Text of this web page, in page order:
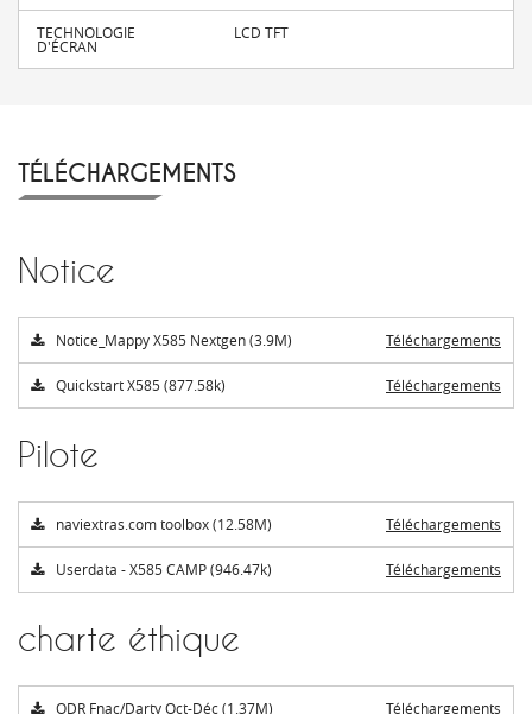
TECHNOLOGIE
D'ÉCRAN
LCD TFT
TÉLÉCHARGEMENTS
Notice
Notice_Mappy X585 Nextgen (3.9M) Téléchargements
Quickstart X585 (877.58k) Téléchargements
Pilote
naviextras.com toolbox (12.58M) Téléchargements
Userdata - X585 CAMP (946.47k) Téléchargements
charte éthique
ODR Fnac/Darty Oct-Déc (1.37M) Téléchargements